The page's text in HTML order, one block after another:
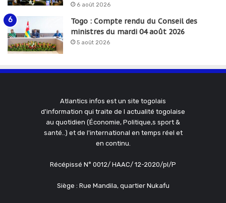
6 août 2026
Togo : Compte rendu du Conseil des
ministres du mardi 04 août 2026
5 août 2026
Atlantics infos est un site togolais
d'information qui traite de l actualité togolaise
au quotidien (Économie, Politique,s sport &
santé..) et de l'international en temps réel et
en continu.
Récépissé N° 0012/ HAAC/ 12-2020/pl/P
Siège : Rue Mandila, quartier Nukafu